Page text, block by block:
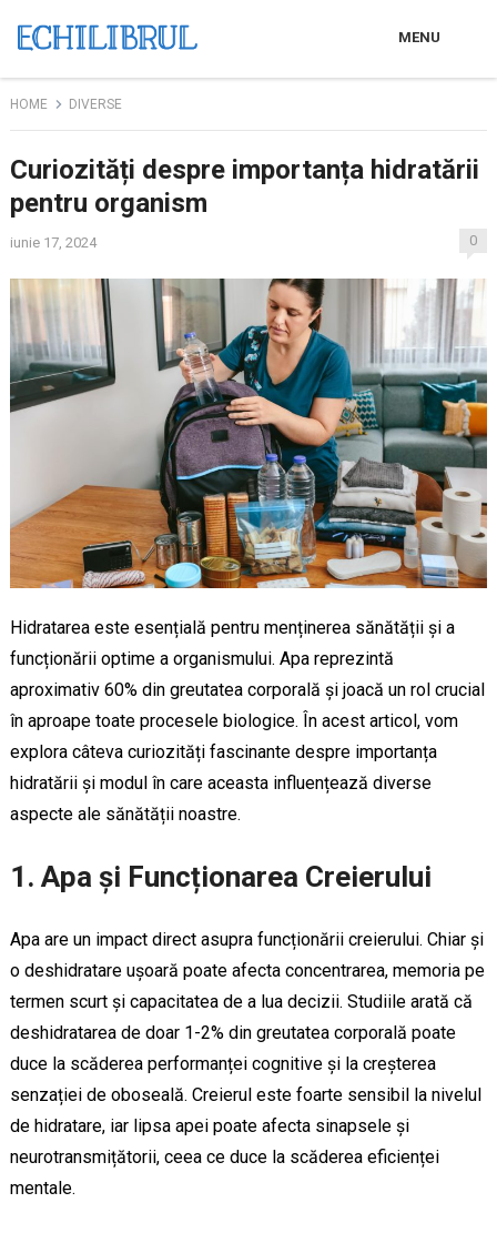
MENU
HOME DIVERSE
Curiozități despre importanța hidratării
pentru organism
iunie 17, 2024 0
Hidratarea este esențială pentru menținerea sănătății și a
funcționării optime a organismului. Apa reprezintă
aproximativ 60% din greutatea corporală și joacă un rol crucial
în aproape toate procesele biologice. În acest articol, vom
explora câteva curiozități fascinante despre importanța
hidratării și modul în care aceasta influențează diverse
aspecte ale sănătății noastre.
1. Apa și Funcționarea Creierului
Apa are un impact direct asupra funcționării creierului. Chiar și
o deshidratare ușoară poate afecta concentrarea, memoria pe
termen scurt și capacitatea de a lua decizii. Studiile arată că
deshidratarea de doar 1-2% din greutatea corporală poate
duce la scăderea performanței cognitive și la creșterea
senzației de oboseală. Creierul este foarte sensibil la nivelul
de hidratare, iar lipsa apei poate afecta sinapsele și
neurotransmițătorii, ceea ce duce la scăderea eficienței
mentale.